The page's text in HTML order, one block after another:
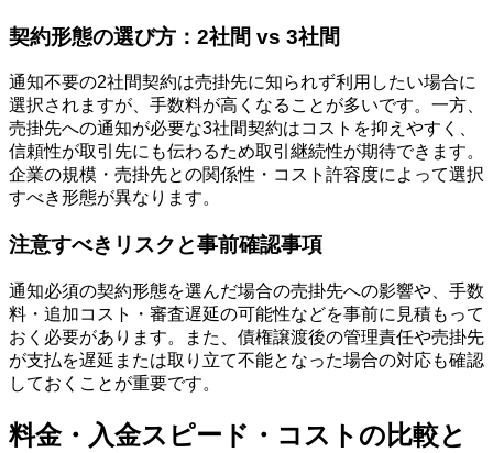
契約形態の選び方：2社間 vs 3社間
通知不要の2社間契約は売掛先に知られず利用したい場合に
選択されますが、手数料が高くなることが多いです。一方、
売掛先への通知が必要な3社間契約はコストを抑えやすく、
信頼性が取引先にも伝わるため取引継続性が期待できます。
企業の規模・売掛先との関係性・コスト許容度によって選択
すべき形態が異なります。
注意すべきリスクと事前確認事項
通知必須の契約形態を選んだ場合の売掛先への影響や、手数
料・追加コスト・審査遅延の可能性などを事前に見積もって
おく必要があります。また、債権譲渡後の管理責任や売掛先
が支払を遅延または取り立て不能となった場合の対応も確認
しておくことが重要です。
料金・入金スピード・コストの比較と